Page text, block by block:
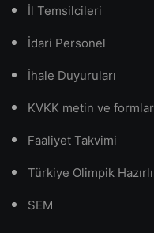
İl Temsilcileri
İdari Personel
İhale Duyuruları
KVKK metin ve
Faaliyet Takvimi
Türkiye Olimpik
SEM